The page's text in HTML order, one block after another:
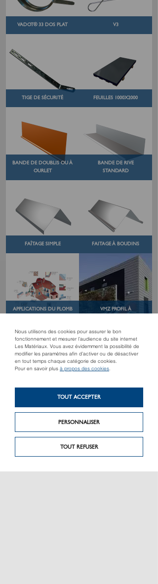
Nous utilisons des cookies pour assurer le bon
fonctionnement et mesurer l’audience du site internet
Les Matériaux. Vous avez évidemment la possibilité de
modifier les paramètres afin d’activer ou de désactiver
en tout temps chaque catégorie de cookies.
Pour en savoir plus à propos des cookies.
TOUT REFUSER
PERSONNALISER
TOUT ACCEPTER
VADOT® 33 DOS PLAT V3
TIGE DE SÉCURITÉ FEUILLES 1000X2000
BANDE DE DOUBLIS OU À
OURLET
BANDE DE RIVE
STANDARD
FAÎTAGE SIMPLE FAITAGE À BOUDINS
APPLICATIONS DU PLOMB
VMZ PROFIL À
CROCHET DE SÉCURITÉ